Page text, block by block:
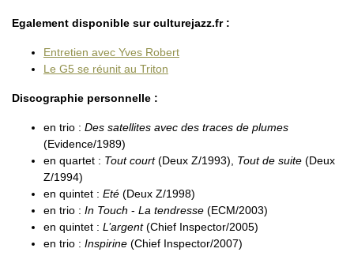
Egalement disponible sur culturejazz.fr :
Entretien avec Yves Robert
Le G5 se réunit au Triton
Discographie personnelle :
en trio : Des satellites avec des traces de plumes
(Evidence/1989)
en quartet : Tout court(Deux Z/1993), Tout de suite (Deux
Z/1994)
en quintet : Eté (Deux Z/1998)
en trio : In Touch - La tendresse (ECM/2003)
en quintet : L’argent(Chief Inspector/2005)
en trio : Inspirine (Chief Inspector/2007)